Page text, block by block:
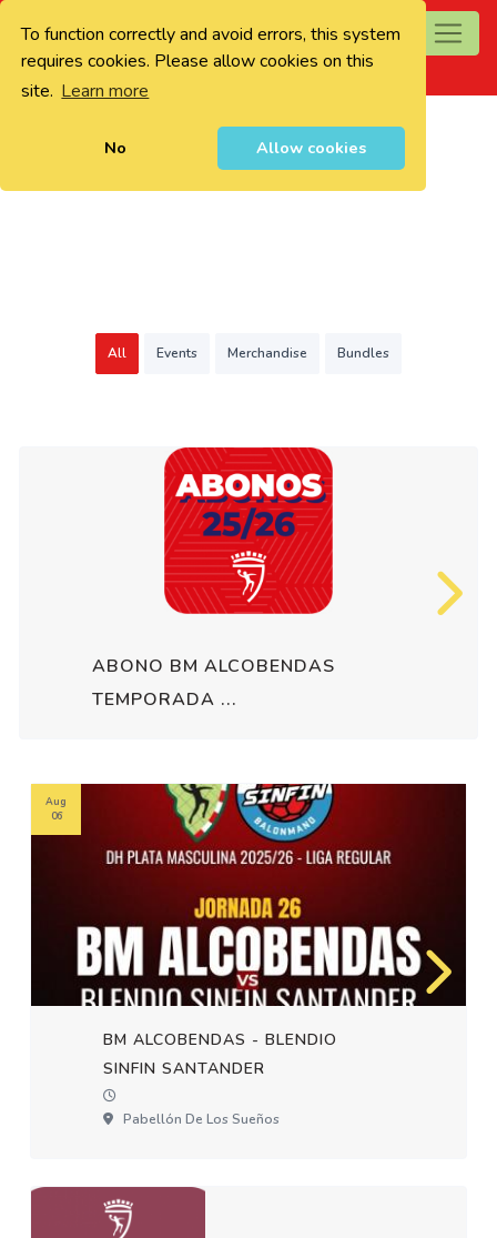
To function correctly and avoid errors, this system
requires cookies. Please allow cookies on this
site. Learn more
No Allow cookies
0
All Events Merchandise Bundles
ABONO BM ALCOBENDAS
TEMPORADA ...
BM ALCOBENDAS - BLENDIO
SINFIN SANTANDER
Pabellón De Los Sueños
Aug
06